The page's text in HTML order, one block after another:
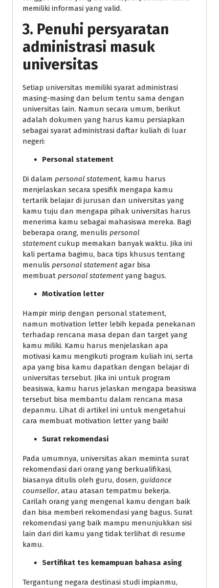
memiliki informasi yang valid.
3. Penuhi persyaratan
administrasi masuk
universitas
Setiap universitas memiliki syarat administrasi
masing-masing dan belum tentu sama dengan
universitas lain. Namun secara umum, berikut
adalah dokumen yang harus kamu persiapkan
sebagai syarat administrasi daftar kuliah di luar
negeri:
Personal statement
Di dalam personal statement, kamu harus
menjelaskan secara spesifik mengapa kamu
tertarik belajar di jurusan dan universitas yang
kamu tuju dan mengapa pihak universitas harus
menerima kamu sebagai mahasiswa mereka. Bagi
beberapa orang, menulis personal
statementcukup memakan banyak waktu. Jika ini
kali pertama bagimu, baca tips khusus tentang
menulis personal statementagar bisa
membuat personal statementyang bagus.
Motivation letter
Hampir mirip dengan personal statement,
namun motivation letter lebih kepada penekanan
terhadap rencana masa depan dan target yang
kamu miliki. Kamu harus menjelaskan apa
motivasi kamu mengikuti program kuliah ini, serta
apa yang bisa kamu dapatkan dengan belajar di
universitas tersebut. Jika ini untuk program
beasiswa, kamu harus jelaskan mengapa beasiswa
tersebut bisa membantu dalam rencana masa
depanmu. Lihat di artikel ini untuk mengetahui
cara membuat motivation letter yang baik!
Surat rekomendasi
Pada umumnya, universitas akan meminta surat
rekomendasi dari orang yang berkualifikasi,
biasanya ditulis oleh guru, dosen, guidance
counsellor, atau atasan tempatmu bekerja.
Carilah orang yang mengenal kamu dengan baik
dan bisa memberi rekomendasi yang bagus. Surat
rekomendasi yang baik mampu menunjukkan sisi
lain dari diri kamu yang tidak terlihat di resume
kamu.
Sertifikat tes kemampuan bahasa asing
Tergantung negara destinasi studi impianmu,